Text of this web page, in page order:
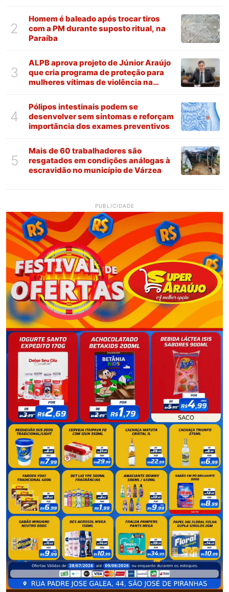
2
Homem é baleado após trocar tiros
com a PM durante suposto ritual, na
Paraíba
3
ALPB aprova projeto de Júnior Araújo
que cria programa de proteção para
mulheres vítimas de violência na
4
Pólipos intestinais podem se
desenvolver sem sintomas e reforçam
importância dos exames preventivos
5
Mais de 60 trabalhadores são
resgatados em condições análogas à
escravidão no município de Várzea
PUBLICIDADE